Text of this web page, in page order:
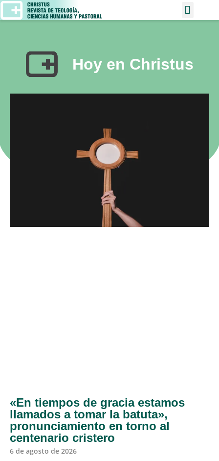
Hoy en Christus
«En tiempos de gracia estamos
llamados a tomar la batuta»,
pronunciamiento en torno al
centenario cristero
6 de agosto de 2026